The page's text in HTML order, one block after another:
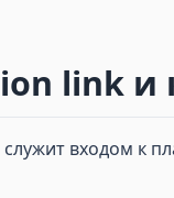
link и
входом к